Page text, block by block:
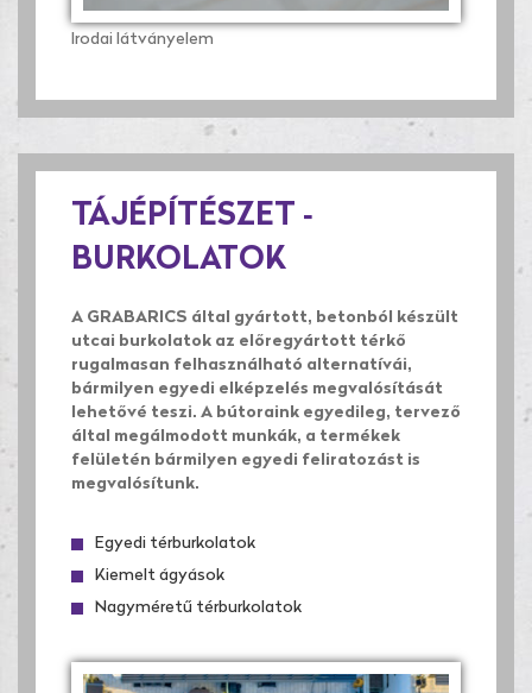
Irodai látványelem
TÁJÉPÍTÉSZET -
BURKOLATOK
A GRABARICS által gyártott, betonból készült
utcai burkolatok az előregyártott térkő
rugalmasan felhasználható alternatívái,
bármilyen egyedi elképzelés megvalósítását
lehetővé teszi. A bútoraink egyedileg, tervező
által megálmodott munkák, a termékek
felületén bármilyen egyedi feliratozást is
megvalósítunk.
Egyedi térburkolatok
Kiemelt ágyások
Nagyméretű térburkolatok